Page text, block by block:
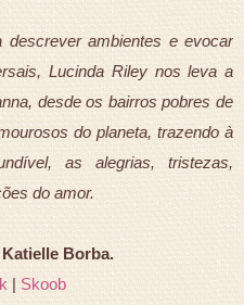
ambientes e evocar
Lucinda Riley nos leva a
desde os bairros pobres de
do planeta, trazendo à
as alegrias, tristezas,
do amor.
Borba.
|Skoob